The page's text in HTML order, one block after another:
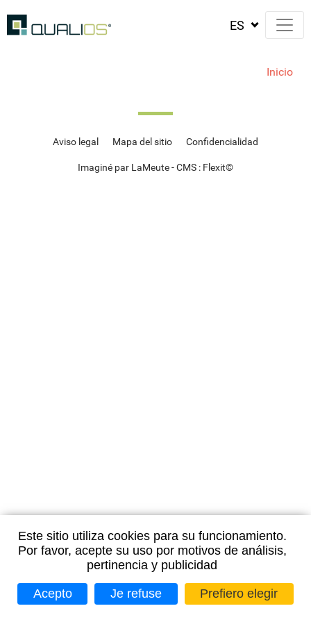
Inicio
Aviso legal Mapa del sitio Confidencialidad
Imaginé par LaMeute - CMS : Flexit©‎
Este sitio utiliza cookies para su funcionamiento.
Por favor, acepte su uso por motivos de análisis,
pertinencia y publicidad
Acepto Je refuse Prefiero elegir